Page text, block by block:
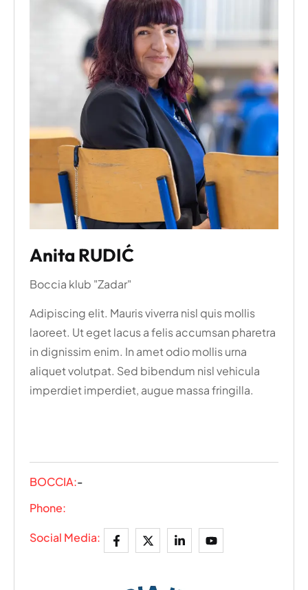
Anita RUDIĆ
Boccia klub "Zadar"
Adipiscing elit. Mauris viverra nisl quis mollis
laoreet. Ut eget lacus a felis accumsan pharetra
in dignissim enim. In amet odio mollis urna
aliquet volutpat. Sed bibendum nisl vehicula
imperdiet imperdiet, augue massa fringilla.
BOCCIA:-
Phone:
Social Media:
Alt + 0